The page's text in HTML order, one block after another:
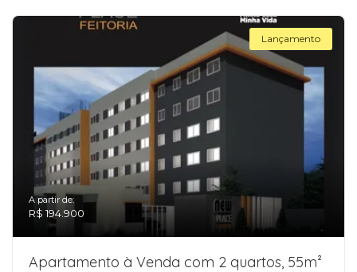
Lançamento
A partir de:
R$ 194.900
Apartamento à Venda com 2 quartos, 55m²